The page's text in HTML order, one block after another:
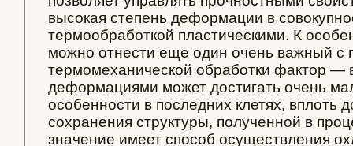
высокая степень деформации в
термообработкой пластическими. К
можно отнести еще один очень важный с
термомеханической обработки фактор —
деформациями может достигать очень
особенности в последних клетях, вплоть
сохранения структуры, полученной в
значение имеет способ осуществления